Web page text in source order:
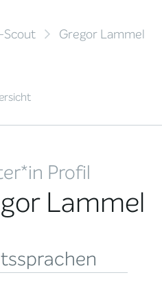
Gregor Lammel
Profil
Lammel